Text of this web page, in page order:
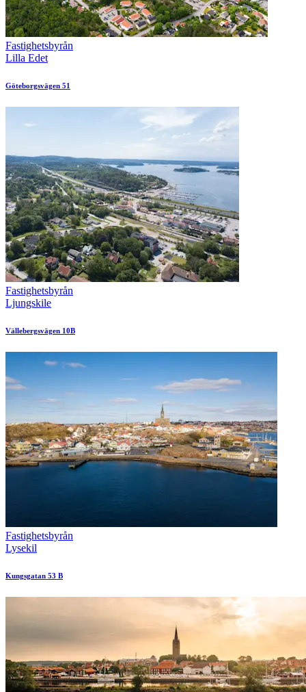
Fastighetsbyrån
Lilla Edet
Göteborgsvägen 51
Fastighetsbyrån
Ljungskile
Vällebergsvägen 10B
Fastighetsbyrån
Lysekil
Kungsgatan 53 B